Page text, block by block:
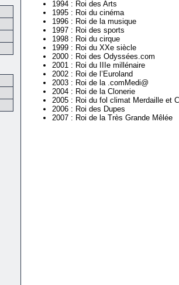
1994 : Roi des Arts
1995 : Roi du cinéma
1996 : Roi de la musique
1997 : Roi des sports
1998 : Roi du cirque
1999 : Roi du XXe siècle
2000 : Roi des Odyssées.com
2001 : Roi du IIIe millénaire
2002 : Roi de l’Euroland
2003 : Roi de la .comMedi@
2004 : Roi de la Clonerie
2005 : Roi du fol climat Merdaille et
2006 : Roi des Dupes
2007 : Roi de la Très Grande Mêlée